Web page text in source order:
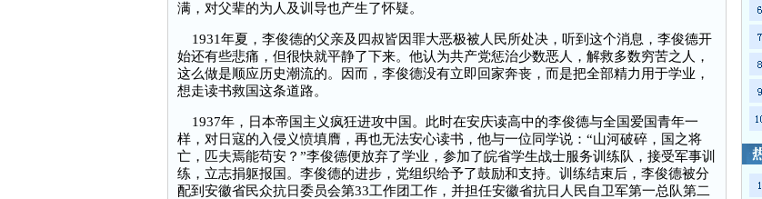
满，对父辈的为人及训导也产生了怀疑。
1931年夏，李俊德的父亲及四叔皆因罪大恶极被人民所处决，听到这个消息，李俊德开
始还有些悲痛，但很快就平静了下来。他认为共产党惩治少数恶人，解救多数穷苦之人，
这么做是顺应历史潮流的。因而，李俊德没有立即回家奔丧，而是把全部精力用于学业，
想走读书救国这条道路。
1937年，日本帝国主义疯狂进攻中国。此时在安庆读高中的李俊德与全国爱国青年一
样，对日寇的入侵义愤填膺，再也无法安心读书，他与一位同学说：“山河破碎，国之将
亡，匹夫焉能苟安？”李俊德便放弃了学业，参加了皖省学生战士服务训练队，接受军事训
练，立志捐躯报国。李俊德的进步，党组织给予了鼓励和支持。训练结束后，李俊德被分
配到安徽省民众抗日委员会第33工作团工作，并担任安徽省抗日人民自卫军第一总队第二